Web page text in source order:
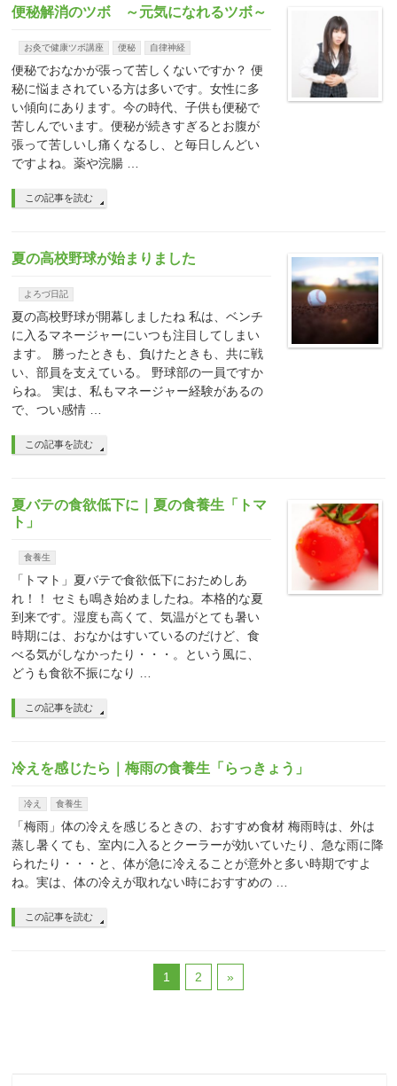
便秘解消のツボ ～元気になれるツボ～
お灸で健康ツボ講座 便秘 自律神経
便秘でおなかが張って苦しくないですか？ 便
秘に悩まされている方は多いです。女性に多
い傾向にあります。今の時代、子供も便秘で
苦しんでいます。便秘が続きすぎるとお腹が
張って苦しいし痛くなるし、と毎日しんどい
ですよね。薬や浣腸 …
この記事を読む
夏の高校野球が始まりました
よろづ日記
夏の高校野球が開幕しましたね 私は、ベンチ
に入るマネージャーにいつも注目してしまい
ます。 勝ったときも、負けたときも、共に戦
い、部員を支えている。 野球部の一員ですか
らね。 実は、私もマネージャー経験があるの
で、つい感情 …
この記事を読む
夏バテの食欲低下に｜夏の食養生「トマ
ト」
食養生
「トマト」夏バテで食欲低下におためしあ
れ！！ セミも鳴き始めましたね。本格的な夏
到来です。湿度も高くて、気温がとても暑い
時期には、おなかはすいているのだけど、食
べる気がしなかったり・・・。という風に、
どうも食欲不振になり …
この記事を読む
冷えを感じたら｜梅雨の食養生「らっきょう」
冷え 食養生
「梅雨」体の冷えを感じるときの、おすすめ食材 梅雨時は、外は
蒸し暑くても、室内に入るとクーラーが効いていたり、急な雨に降
られたり・・・と、体が急に冷えることが意外と多い時期ですよ
ね。実は、体の冷えが取れない時におすすめの …
この記事を読む
1 2 »